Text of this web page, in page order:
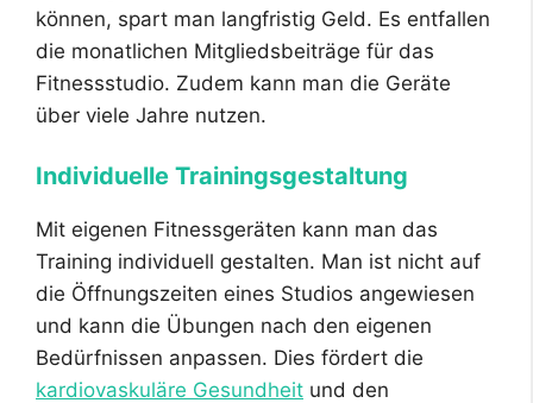
können, spart man langfristig Geld. Es entfallen
die monatlichen Mitgliedsbeiträge für das
Fitnessstudio. Zudem kann man die Geräte
über viele Jahre nutzen.
Individuelle Trainingsgestaltung
Mit eigenen Fitnessgeräten kann man das
Training individuell gestalten. Man ist nicht auf
die Öffnungszeiten eines Studios angewiesen
und kann die Übungen nach den eigenen
Bedürfnissen anpassen. Dies fördert die
kardiovaskuläre Gesundheit und den